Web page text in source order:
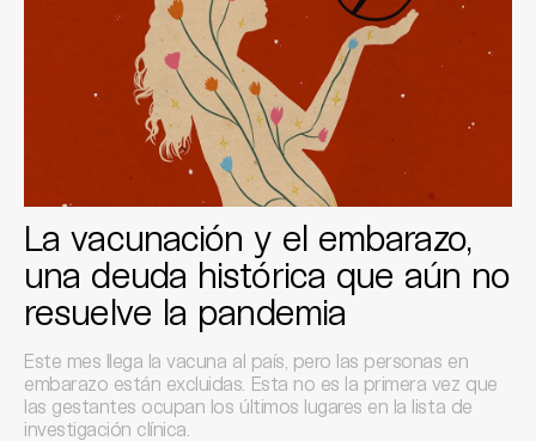
La vacunación y el embarazo,
una deuda histórica que aún no
resuelve la pandemia
Este mes llega la vacuna al país, pero las personas en
embarazo están excluidas. Esta no es la primera vez que
las gestantes ocupan los últimos lugares en la lista de
investigación clínica.